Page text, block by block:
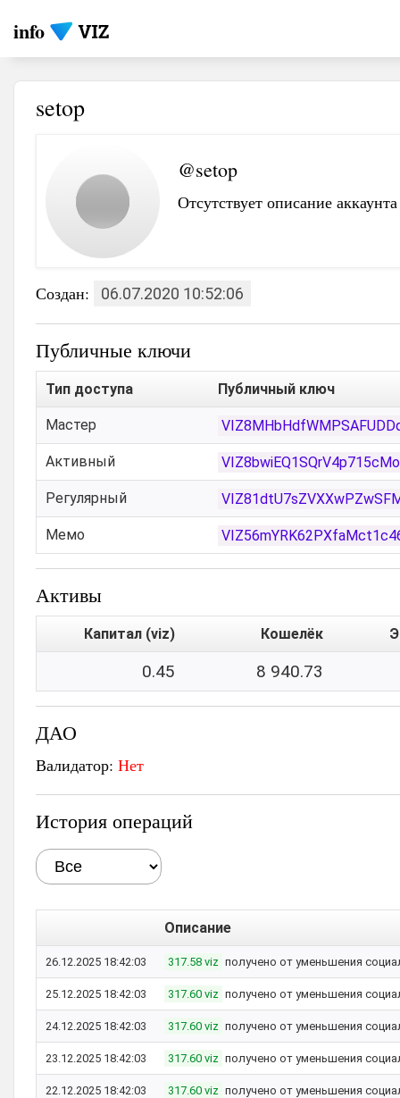
info
setop
@setop
Отсутствует описание аккаунта
Создан: 06.07.2020 10:52:06
Публичные ключи
Тип доступа Публичный ключ
Мастер
Активный
Регулярный
Мемо
Активы
Капитал (viz) Кошелёк
0.45 8 940.73
ДАО
Валидатор: Нет
История операций
Описание
26.12.2025 18:42:03 317.58 viz получено от уменьшения
25.12.2025 18:42:03 317.60 viz получено от уменьшения
24.12.2025 18:42:03 317.60 viz получено от уменьшения
23.12.2025 18:42:03 317.60 viz получено от уменьшения
22.12.2025 18:42:03 317.60 viz получено от уменьшения